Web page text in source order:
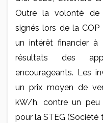
Outre la volonté de
signés lors de la
un intérêt financier à
résultats des
encourageants. Les
un prix moyen de
kW/h, contre un peu
pour la STEG (Société